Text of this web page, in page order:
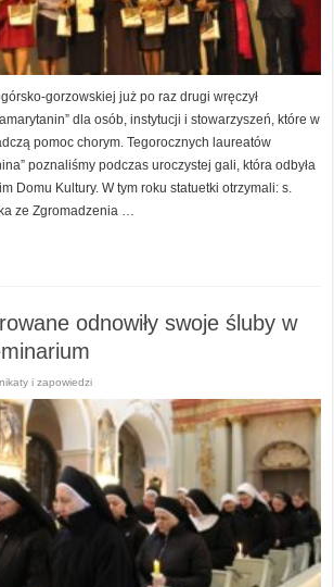
gorzowskiej już po raz drugi wręczył
dla osób, instytucji i stowarzyszeń, które w
pomoc chorym. Tegorocznych laureatów
poznaliśmy podczas uroczystej gali, która odbyła
Domu Kultury. W tym roku statuetki otrzymali: s.
ze Zgromadzenia …
odnowiły swoje śluby w
i zapowiedzi